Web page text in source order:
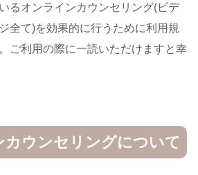
るオンラインカウンセリング(ビデ
全て)を効果的に行うために利用規
ご利用の際に一読いただけますと幸
カウンセリングについて